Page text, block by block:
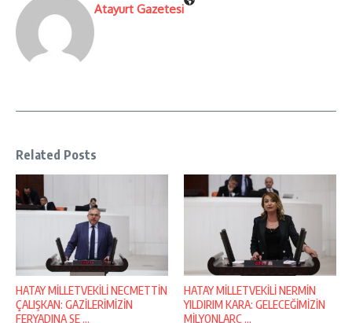
Atayurt Gazetesi
Related Posts
HATAY MİLLETVEKİLİ NECMETTİN
ÇALIŞKAN: GAZİLERİMİZİN
FERYADINA SE ...
HATAY MİLLETVEKİLİ NERMİN
YILDIRIM KARA: GELECEĞİMİZİN
MİLYONLARC ...